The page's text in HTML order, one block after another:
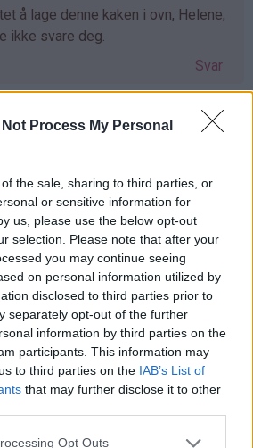
Not Process My Personal
the sale, sharing to third parties, or
or sensitive information for
us, please use the below opt-out
selection. Please note that after your
you may continue seeing
on personal information utilized by
disclosed to third parties prior to
separately opt-out of the further
information by third parties on the
participants. This information may
to third parties on the IAB’s List of
that may further disclose it to other
Opt Outs
å lage denne kaken i ovn, Helene,
ikke svare deg.
Svar
- 17:39
mye varme.
- 16:09
lenge koppen tåler høy varme.
gikk helt bra. Jeg lot den stå 5
varme, men det kan være
ovn, så ta den ut når den ser klar
Svar